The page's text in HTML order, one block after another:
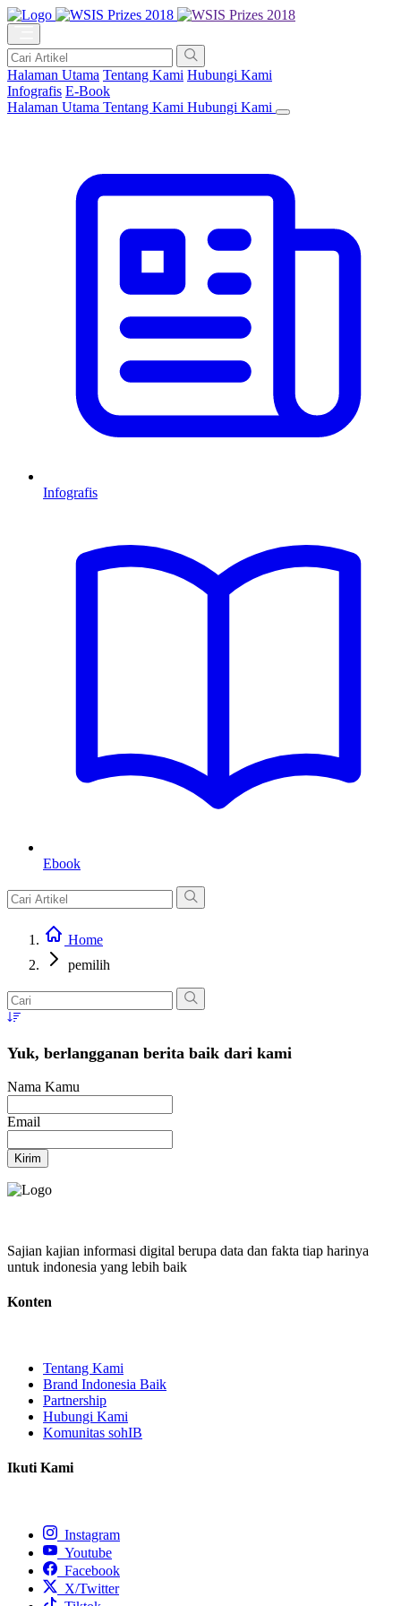
Halaman Utama Tentang Kami Hubungi Kami
Infografis E-Book
Halaman Utama Tentang Kami Hubungi Kami
Infografis
Ebook
Home
pemilih
Yuk, berlangganan berita baik dari kami
Nama Kamu
Email
Kirim
Sajian kajian informasi digital berupa data dan fakta tiap harinya
untuk indonesia yang lebih baik
Konten
Tentang Kami
Brand Indonesia Baik
Partnership
Hubungi Kami
Komunitas sohIB
Ikuti Kami
Instagram
Youtube
Facebook
X/Twitter